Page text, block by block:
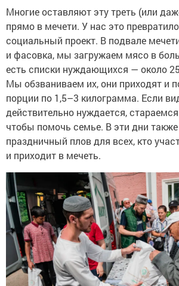
Многие оставляют эту треть (или
прямо в мечети. У нас это
социальный проект. В подвале
и фасовка, мы загружаем мясо в
есть списки нуждающихся — около
Мы обзваниваем их, они приходят и
порции по 1,5–3 килограмма. Если
действительно нуждается,
чтобы помочь семье. В эти дни
праздничный плов для всех, кто
и приходит в мечеть.